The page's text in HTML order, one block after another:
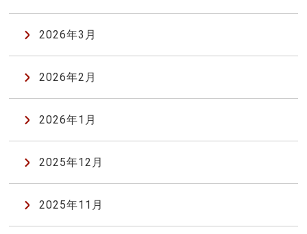
2026年3月
2026年2月
2026年1月
2025年12月
2025年11月